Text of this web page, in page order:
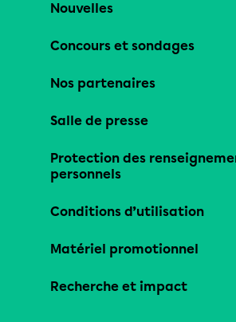
Nouvelles
Concours et sondages
Nos partenaires
Salle de presse
Protection des
personnels
Conditions d’utilisation
Matériel promotionnel
Recherche et impact